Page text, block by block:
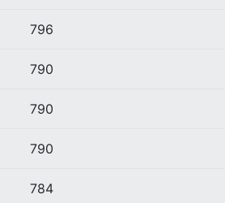
796
790
790
790
784